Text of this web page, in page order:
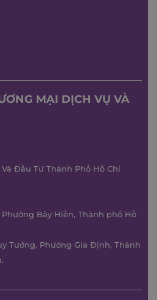
MẠI DỊCH VỤ VÀ
Và Đầu Tư Thành Phố Hồ Chí
Phường Bảy Hiền, Thành phố Hồ
Tưởng, Phường Gia Định, Thành